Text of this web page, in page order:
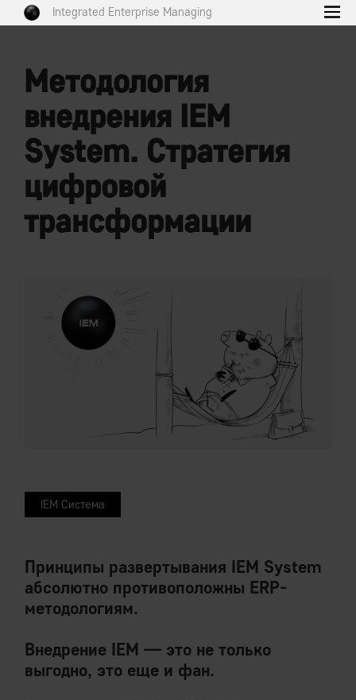
Integrated Enterprise Managing
Методология
внедрения IEM
System. Стратегия
цифровой
трансформации
IEM Система
Принципы развертывания IEM System
абсолютно противоположны ERP-
методологиям.
Внедрение IEM — это не только
выгодно, это еще и фан.